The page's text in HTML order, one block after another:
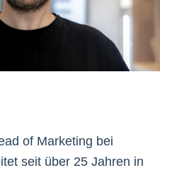
of Marketing bei
seit über 25 Jahren in